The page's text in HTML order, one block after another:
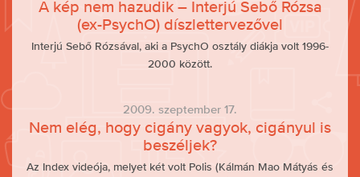
A kép nem hazudik – Interjú Sebő Rózsa
(ex-PsychO) díszlettervezővel
Interjú Sebő Rózsával, aki a PsychO osztály diákja volt 1996-
2000 között.
2009. szeptember 17.
Nem elég, hogy cigány vagyok, cigányul is
beszéljek?
Az Index videója, melyet két volt Polis (Kálmán Mao Mátyás és